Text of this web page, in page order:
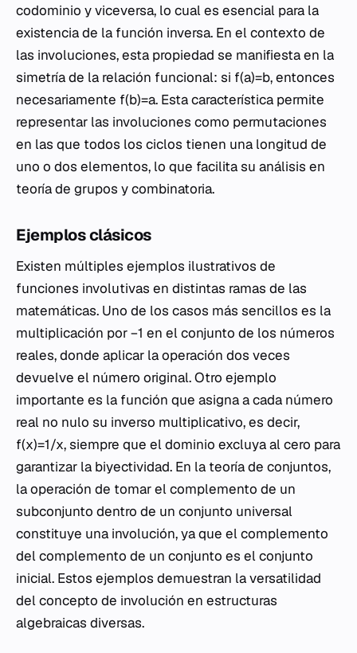
codominio y viceversa, lo cual es esencial para la
existencia de la función inversa. En el contexto de
las involuciones, esta propiedad se manifiesta en la
simetría de la relación funcional: si f(a)=b, entonces
necesariamente f(b)=a. Esta característica permite
representar las involuciones como permutaciones
en las que todos los ciclos tienen una longitud de
uno o dos elementos, lo que facilita su análisis en
teoría de grupos y combinatoria.
Ejemplos clásicos
Existen múltiples ejemplos ilustrativos de
funciones involutivas en distintas ramas de las
matemáticas. Uno de los casos más sencillos es la
multiplicación por −1 en el conjunto de los números
reales, donde aplicar la operación dos veces
devuelve el número original. Otro ejemplo
importante es la función que asigna a cada número
real no nulo su inverso multiplicativo, es decir,
f(x)=1/x, siempre que el dominio excluya al cero para
garantizar la biyectividad. En la teoría de conjuntos,
la operación de tomar el complemento de un
subconjunto dentro de un conjunto universal
constituye una involución, ya que el complemento
del complemento de un conjunto es el conjunto
inicial. Estos ejemplos demuestran la versatilidad
del concepto de involución en estructuras
algebraicas diversas.